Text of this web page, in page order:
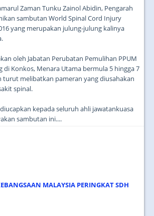
Zaman Tunku Zainol Abidin, Pengarah
sambutan World Spinal Cord Injury
yang merupakan julung-julung kalinya
oleh Jabatan Perubatan Pemulihan PPUM
di Konkos, Menara Utama bermula 5 hingga 7
turut melibatkan pameran yang diusahakan
spinal.
kepada seluruh ahli jawatankuasa
sambutan ini....
MALAYSIA PERINGKAT SDH